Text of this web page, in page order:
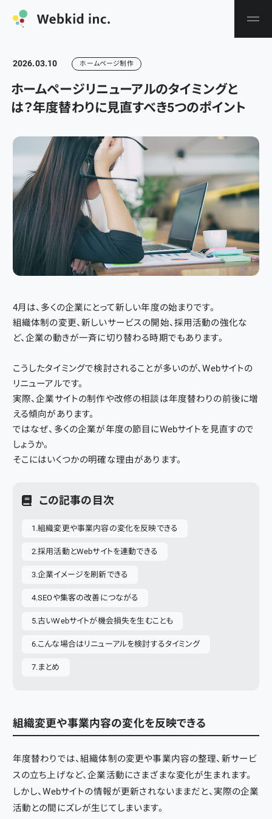
2026.03.10 ホームページ制作
ホームページリニューアルのタイミングと
は？年度替わりに見直すべき5つのポイント
4月は、多くの企業にとって新しい年度の始まりです。
組織体制の変更、新しいサービスの開始、採用活動の強化な
ど、企業の動きが一斉に切り替わる時期でもあります。
こうしたタイミングで検討されることが多いのが、Webサイトの
リニューアルです。
実際、企業サイトの制作や改修の相談は年度替わりの前後に増
える傾向があります。
ではなぜ、多くの企業が年度の節目にWebサイトを見直すので
しょうか。
そこにはいくつかの明確な理由があります。
この記事の目次
組織変更や事業内容の変化を反映できる
採用活動とWebサイトを連動できる
企業イメージを刷新できる
SEOや集客の改善につながる
古いWebサイトが機会損失を生むことも
こんな場合はリニューアルを検討するタイミング
まとめ
組織変更や事業内容の変化を反映できる
年度替わりでは、組織体制の変更や事業内容の整理、新サービ
スの立ち上げなど、企業活動にさまざまな変化が生まれます。
しかし、Webサイトの情報が更新されないままだと、実際の企業
活動との間にズレが生じてしまいます。